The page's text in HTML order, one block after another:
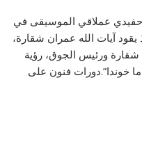
عملاقي الموسيقى في
يقود آيات الله عمران شقارة،
شقارة ورئيس الجوق، رؤية
خوندا”.دورات فنون على